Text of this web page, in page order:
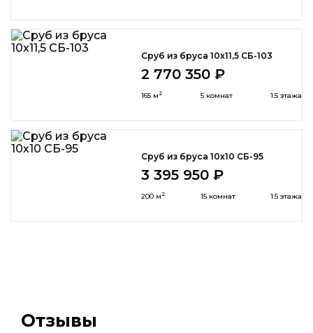
Сруб из бруса 10x11,5 СБ-103
2 770 350 ₽
165 м 2 5 комнат 1.5 этажа
Сруб из бруса 10х10 СБ-95
3 395 950 ₽
200 м 2 15 комнат 1.5 этажа
Отзывы